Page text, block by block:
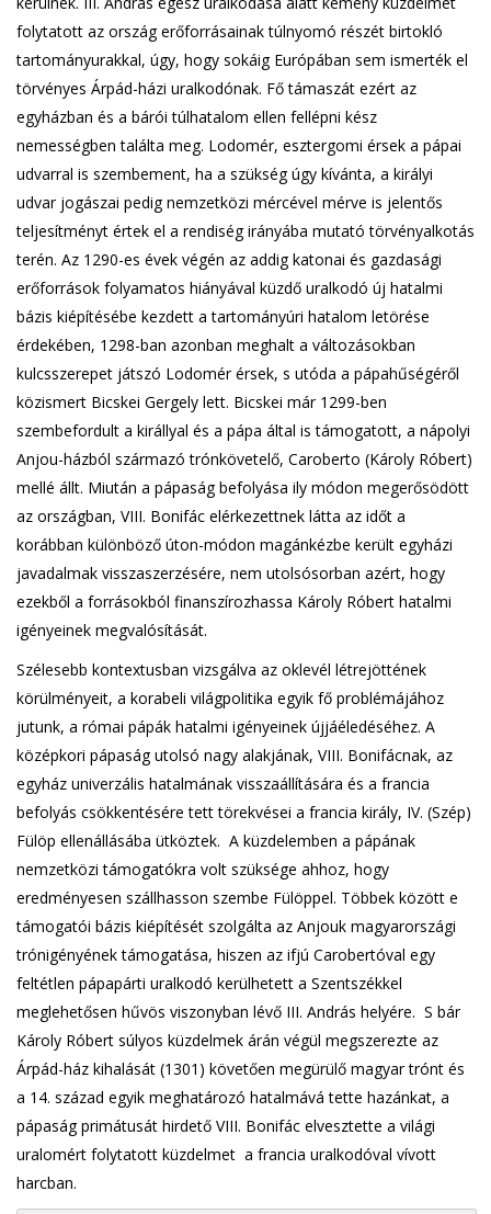
folytatott az ország erőforrásainak túlnyomó részét birtokló
tartományurakkal, úgy, hogy sokáig Európában sem ismerték el
törvényes Árpád-házi uralkodónak. Fő támaszát ezért az
egyházban és a bárói túlhatalom ellen fellépni kész
nemességben találta meg. Lodomér, esztergomi érsek a pápai
udvarral is szembement, ha a szükség úgy kívánta, a királyi
udvar jogászai pedig nemzetközi mércével mérve is jelentős
teljesítményt értek el a rendiség irányába mutató törvényalkotás
terén. Az 1290-es évek végén az addig katonai és gazdasági
erőforrások folyamatos hiányával küzdő uralkodó új hatalmi
bázis kiépítésébe kezdett a tartományúri hatalom letörése
érdekében, 1298-ban azonban meghalt a változásokban
kulcsszerepet játszó Lodomér érsek, s utóda a pápahűségéről
közismert Bicskei Gergely lett. Bicskei már 1299-ben
szembefordult a királlyal és a pápa által is támogatott, a nápolyi
Anjou-házból származó trónkövetelő, Caroberto (Károly Róbert)
mellé állt. Miután a pápaság befolyása ily módon megerősödött
az országban, VIII. Bonifác elérkezettnek látta az időt a
korábban különböző úton-módon magánkézbe került egyházi
javadalmak visszaszerzésére, nem utolsósorban azért, hogy
ezekből a forrásokból finanszírozhassa Károly Róbert hatalmi
igényeinek megvalósítását.
Szélesebb kontextusban vizsgálva az oklevél létrejöttének
körülményeit, a korabeli világpolitika egyik fő problémájához
jutunk, a római pápák hatalmi igényeinek újjáéledéséhez. A
középkori pápaság utolsó nagy alakjának, VIII. Bonifácnak, az
egyház univerzális hatalmának visszaállítására és a francia
befolyás csökkentésére tett törekvései a francia király, IV. (Szép)
Fülöp ellenállásába ütköztek. A küzdelemben a pápának
nemzetközi támogatókra volt szüksége ahhoz, hogy
eredményesen szállhasson szembe Fülöppel. Többek között e
támogatói bázis kiépítését szolgálta az Anjouk magyarországi
trónigényének támogatása, hiszen az ifjú Carobertóval egy
feltétlen pápapárti uralkodó kerülhetett a Szentszékkel
meglehetősen hűvös viszonyban lévő III. András helyére. S bár
Károly Róbert súlyos küzdelmek árán végül megszerezte az
Árpád-ház kihalását (1301) követően megürülő magyar trónt és
a 14. század egyik meghatározó hatalmává tette hazánkat, a
pápaság primátusát hirdető VIII. Bonifác elvesztette a világi
uralomért folytatott küzdelmet a francia uralkodóval vívott
harcban.